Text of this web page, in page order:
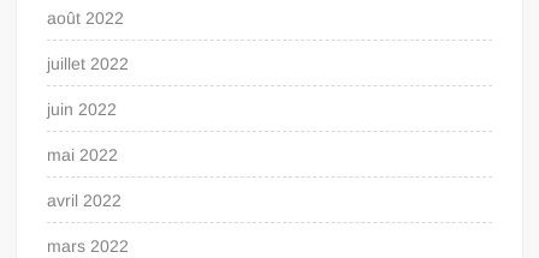
août 2022
juillet 2022
juin 2022
mai 2022
avril 2022
mars 2022